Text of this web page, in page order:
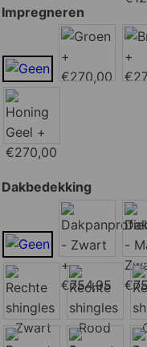
Impregneren
Dakbedekking